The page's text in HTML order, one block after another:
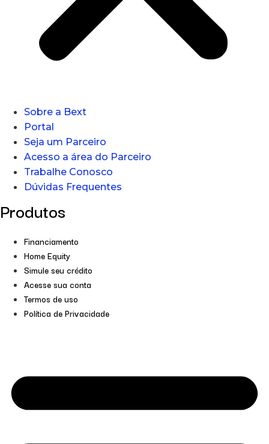
Sobre a Bext
Portal
Seja um Parceiro
Acesso a área do Parceiro
Trabalhe Conosco
Dúvidas Frequentes
Produtos
Financiamento
Home Equity
Simule seu crédito
Acesse sua conta
Termos de uso
Política de Privacidade